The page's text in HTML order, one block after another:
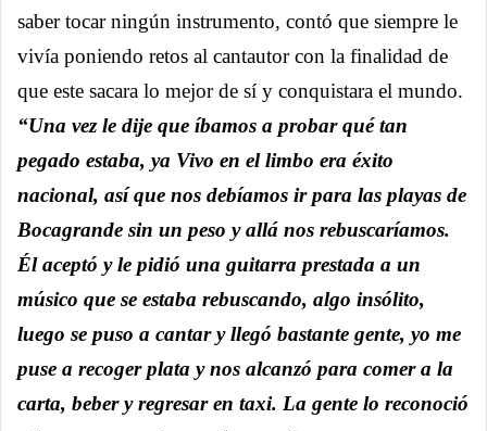
saber tocar ningún instrumento, contó que siempre le
vivía poniendo retos al cantautor con la finalidad de
que este sacara lo mejor de sí y conquistara el mundo.
“Una vez le dije que íbamos a probar qué tan
pegado estaba, ya Vivo en el limbo era éxito
nacional, así que nos debíamos ir para las playas de
Bocagrande sin un peso y allá nos rebuscaríamos.
Él aceptó y le pidió una guitarra prestada a un
músico que se estaba rebuscando, algo insólito,
luego se puso a cantar y llegó bastante gente, yo me
puse a recoger plata y nos alcanzó para comer a la
carta, beber y regresar en taxi. La gente lo reconoció